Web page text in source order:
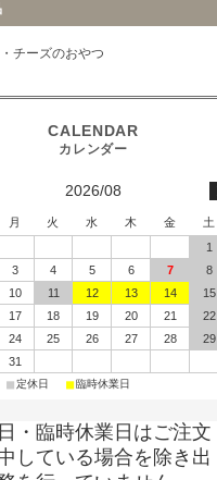
チーズのおやつ
2026/08
月 火 水 木 金
土
1
3 4 5 6 7
8
10 11 12 13 14
15
17 18 19 20 21
22
24 25 26 27 28
29
31
■定休日 ■臨時休業日
・臨時休業日はご注文
している場合を除き出